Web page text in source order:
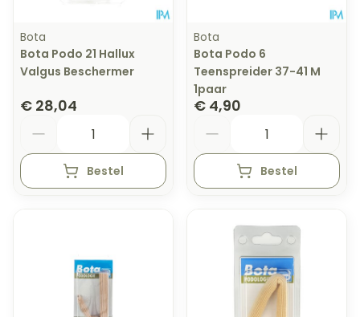
Bota
Bota Podo 21 Hallux
Valgus Beschermer
€ 28,04
Bestel
Bota
Bota Podo 6
Teenspreider 37-41 M
1paar
€ 4,90
Bestel